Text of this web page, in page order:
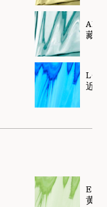
AK
藏青
LQ
近蓝
EL
黄绿